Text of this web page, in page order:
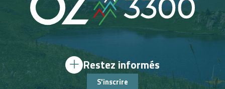
Restez informés
S'inscrire